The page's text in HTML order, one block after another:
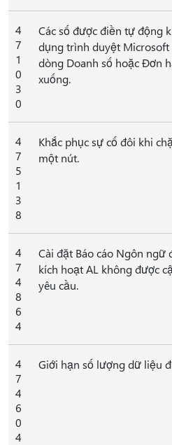
4
7
1
0
3
0
Các số được điền tự động
dụng trình duyệt Microsoft
dòng Doanh số hoặc Đơn
xuống.
4
7
5
1
3
8
Khắc phục sự cố đôi khi
một nút.
4
7
4
8
6
4
Cài đặt Báo cáo Ngôn
kích hoạt AL không được
yêu cầu.
4
7
4
6
0
4
Giới hạn số lượng dữ liệu